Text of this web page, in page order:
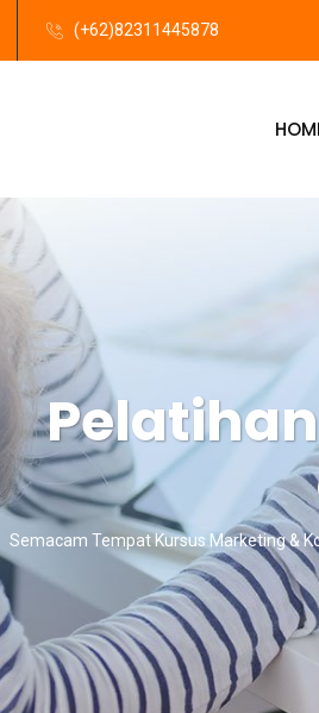
(+62)82311445878
Semacam Tempat Kursus Marketing &